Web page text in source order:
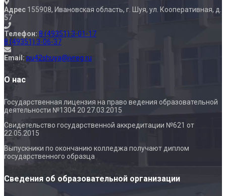
Адрес 155908, Ивановская область, г. Шуя, ул. Кооперативная, д.
57
Телефон: 8 (49351) 3-01-17
8 (49351) 3-06-37
Email: pu42shuya@ivreg.ru
О нас
Государственная лицензия на право ведения образовательной
деятельности №1304 20 27.03.2015
Свидетельство государственной аккредитации №621 от
22.05.2015
Выпускники по окончанию колледжа получают диплом
государственного образца
Сведения об образовательной организации